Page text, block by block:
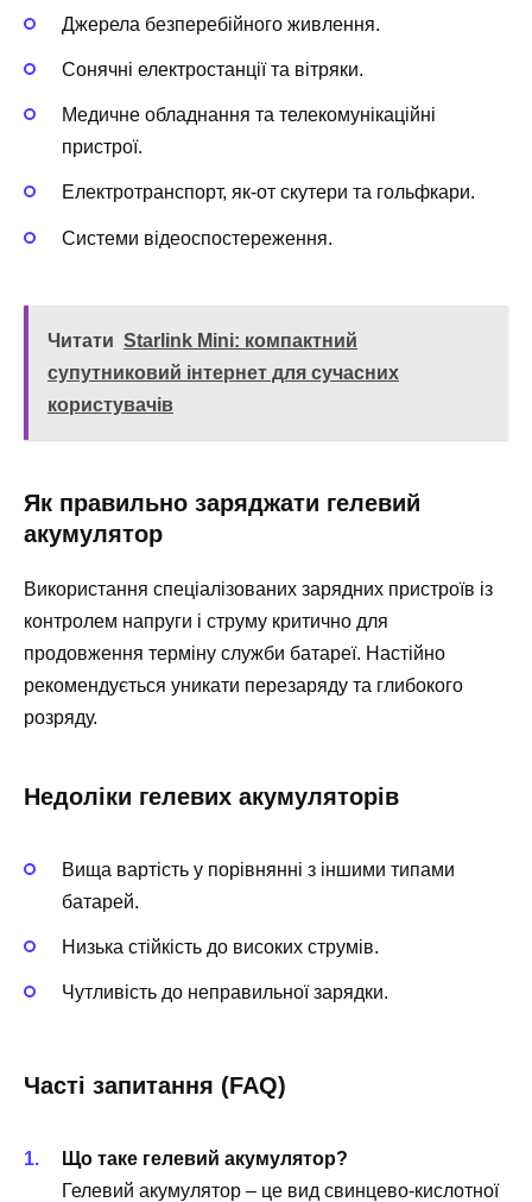
Джерела безперебійного живлення.
Сонячні електростанції та вітряки.
Медичне обладнання та телекомунікаційні
пристрої.
Електротранспорт, як-от скутери та гольфкари.
Системи відеоспостереження.
Читати Starlink Mini: компактний
супутниковий інтернет для сучасних
користувачів
Як правильно заряджати гелевий
акумулятор
Використання спеціалізованих зарядних пристроїв із
контролем напруги і струму критично для
продовження терміну служби батареї. Настійно
рекомендується уникати перезаряду та глибокого
розряду.
Недоліки гелевих акумуляторів
Вища вартість у порівнянні з іншими типами
батарей.
Низька стійкість до високих струмів.
Чутливість до неправильної зарядки.
Часті запитання (FAQ)
Що таке гелевий акумулятор?
Гелевий акумулятор – це вид свинцево-кислотної